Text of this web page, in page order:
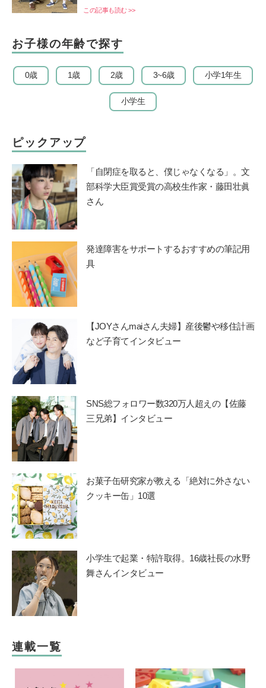
この記事も読む >>
お子様の年齢で探す
0歳 1歳 2歳 3~6歳 小学1年生
小学生
ピックアップ
「自閉症を取ると、僕じゃなくなる」。文
部科学大臣賞受賞の高校生作家・藤田壮眞
さん
発達障害をサポートするおすすめの筆記用
具
【JOYさんmaiさん夫婦】産後鬱や移住計画
など子育てインタビュー
SNS総フォロワー数320万人超えの【佐藤
三兄弟】インタビュー
お菓子缶研究家が教える「絶対に外さない
クッキー缶」10選
小学生で起業・特許取得。16歳社長の水野
舞さんインタビュー
連載一覧